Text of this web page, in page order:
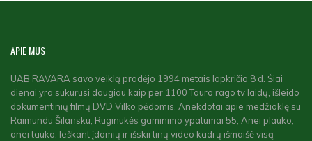
APIEMUS
UAB RAVARA savo veiklą pradėjo 1994 metais lapkričio 8 d. Šiai
dienai yra sukūrusi daugiau kaip per 1100 Tauro rago tv laidų, išleido
dokumentinių filmų DVD Vilko pėdomis, Anekdotai apie medžioklę su
Raimundu Šilansku, Ruginukės gaminimo ypatumai 55, Anei plauko,
anei tauko. Ieškant įdomių ir išskirtinų video kadrų išmaišė visą